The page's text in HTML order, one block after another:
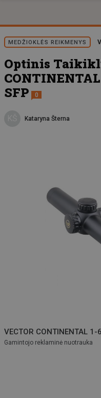
MEDŽIOKLĖS REIKMENYS
Optinis
SFP
0
Kataryna Šterna
VECTOR CONTINENTAL
Gamintojo reklaminė nuotrauka